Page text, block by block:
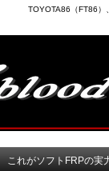
TOYOTA86（FT86）
これがソフトFRPの実